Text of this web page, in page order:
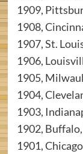
1909,
1908,
1907, St.
1906,
1905,
1904,
1903,
1902,
1901,